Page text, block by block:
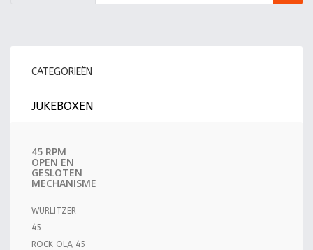
CATEGORIEËN
JUKEBOXEN
45 RPM
OPEN EN
GESLOTEN
MECHANISME
WURLITZER
45
ROCK OLA 45